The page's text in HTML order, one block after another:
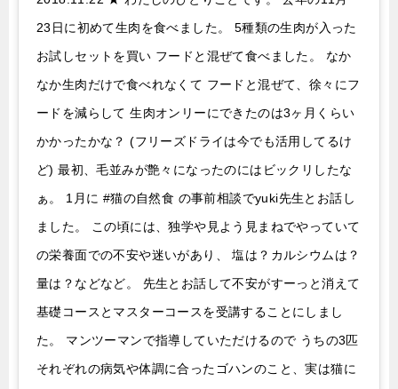
23日に初めて生肉を食べました。 5種類の生肉が入った
お試しセットを買い フードと混ぜて食べました。 なか
なか生肉だけで食べれなくて フードと混ぜて、徐々にフ
ードを減らして 生肉オンリーにできたのは3ヶ月くらい
かかったかな？ (フリーズドライは今でも活用してるけ
ど) 最初、毛並みが艶々になったのにはビックリしたな
ぁ。 1月に #猫の自然食 の事前相談でyuki先生とお話し
ました。 この頃には、独学や見よう見まねでやっていて
の栄養面での不安や迷いがあり、 塩は？カルシウムは？
量は？などなど。 先生とお話して不安がすーっと消えて
基礎コースとマスターコースを受講することにしまし
た。 マンツーマンで指導していただけるので うちの3匹
それぞれの病気や体調に合ったゴハンのこと、実は猫に